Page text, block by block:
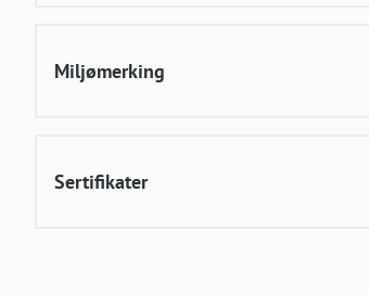
Miljømerking
Sertifikater